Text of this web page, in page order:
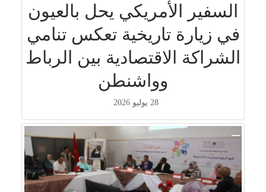
السفير الأمريكي يحل بالعيون
في زيارة تاريخية تعكس تنامي
الشراكة الاقتصادية بين الرباط
وواشنطن
28 يوليو 2026